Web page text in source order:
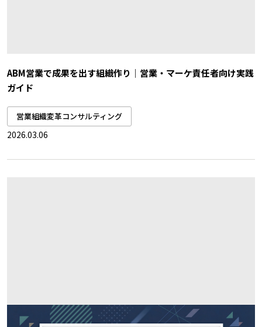
ABM営業で成果を出す組織作り｜営業・マーケ責任者向け実践
ガイド
営業組織変革コンサルティング
2026.03.06